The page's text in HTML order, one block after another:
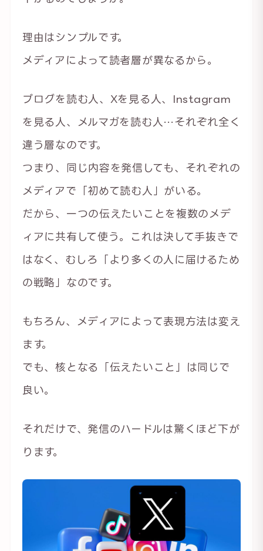
理由はシンプルです。
メディアによって読者層が異なるから。
ブログを読む人、Xを見る人、Instagram
を見る人、メルマガを読む人…それぞれ全く
違う層なのです。
つまり、同じ内容を発信しても、それぞれの
メディアで「初めて読む人」がいる。
だから、一つの伝えたいことを複数のメデ
ィアに共有して使う。これは決して手抜きで
はなく、むしろ「より多くの人に届けるため
の戦略」なのです。
もちろん、メディアによって表現方法は変え
ます。
でも、核となる「伝えたいこと」は同じで
良い。
それだけで、発信のハードルは驚くほど下が
ります。